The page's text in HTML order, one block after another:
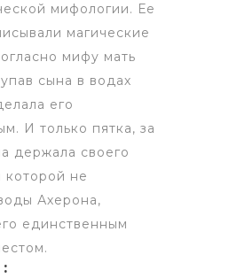
мифологии. Ее
магические
мифу мать
сына в водах
его
И только пятка, за
держала своего
которой не
Ахерона,
единственным